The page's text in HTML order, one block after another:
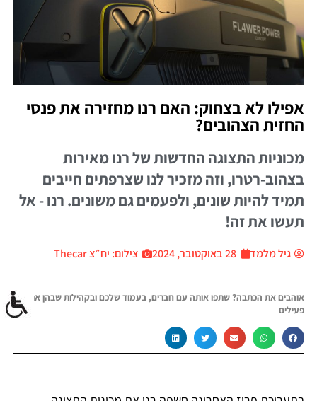
אפילו לא בצחוק: האם רנו מחזירה את פנסי
החזית הצהובים?
מכוניות התצוגה החדשות של רנו מאירות
בצהוב-רטרו, וזה מזכיר לנו שצרפתים חייבים
תמיד להיות שונים, ולפעמים גם משונים. רנו - אל
תעשו את זה!
גיל מלמד 28 באוקטובר, 2024 צילום: יח״צ Thecar
אוהבים את הכתבה? שתפו אותה עם חברים, בעמוד שלכם ובקהילות שבהן אתם
פעילים